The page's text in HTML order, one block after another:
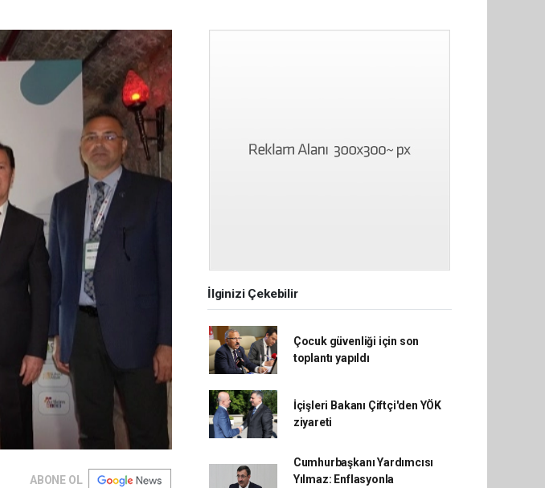
ABONE OL
İlginizi Çekebilir
Çocuk güvenliği için son
toplantı yapıldı
İçişleri Bakanı Çiftçi'den YÖK
ziyareti
Cumhurbaşkanı Yardımcısı
Yılmaz: Enflasyonla